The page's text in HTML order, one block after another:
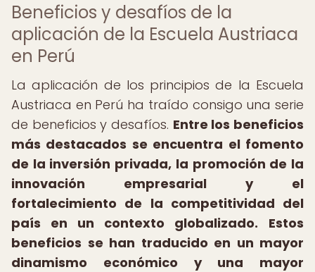
Beneficios y desafíos de la
aplicación de la Escuela Austriaca
en Perú
La aplicación de los principios de la Escuela
Austriaca en Perú ha traído consigo una serie
de beneficios y desafíos. Entre los beneficios
más destacados se encuentra el fomento
de la inversión privada, la promoción de la
innovación empresarial y el
fortalecimiento de la competitividad del
país en un contexto globalizado.
Estos
beneficios se han traducido en un mayor
dinamismo económico y una mayor